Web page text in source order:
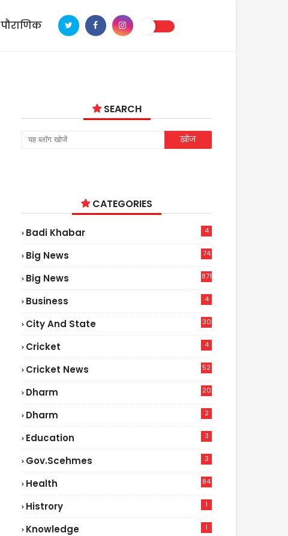
पौराणिक
SEARCH
CATEGORIES
Badi Khabar 4
Big News
74
Big News 871
Business 4
City And State 30
Cricket 4
Cricket News
52
Dharm 20
Dharm 2
Education 3
Gov.scehmes 3
Health
84
Histrory 1
Knowledge 1